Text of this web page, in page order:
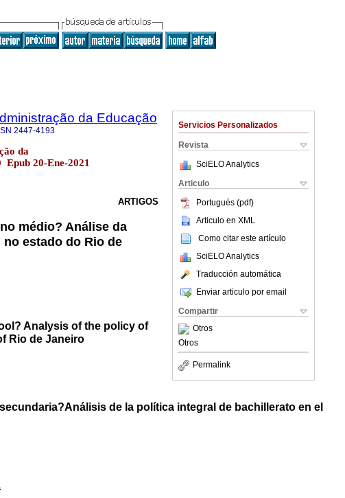
Servicios Personalizados
Revista
SciELO Analytics
Articulo
Portugués (pdf)
Articulo en XML
Como citar este artículo
SciELO Analytics
Traducción automática
Enviar articulo por email
Compartir
Otros
Otros
Permalink
da Educação
2447-4193
da
Epub 20-Ene-2021
ARTIGOS
médio? Análise da
estado do Rio de
Analysis of the policy of
Rio de Janeiro
de la política integral de bachillerato en el